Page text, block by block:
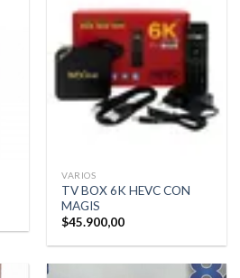
VARIOS
TV BOX 6K HEVC CON
MAGIS
$45.900,00